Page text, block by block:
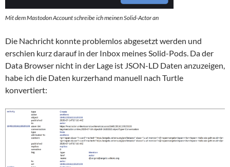
Mit dem Mastodon Account schreibe ich meinen Solid-Actor an
Die Nachricht konnte problemlos abgesetzt werden und
erschien kurz darauf in der Inbox meines Solid-Pods. Da der
Data Browser nicht in der Lage ist JSON-LD Daten anzuzeigen,
habe ich die Daten kurzerhand manuell nach Turtle
konvertiert: